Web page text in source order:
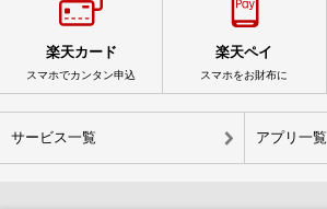
楽天カード
スマホでカンタン申込
楽天ペイ
スマホをお財布に
サービス一覧 アプリ一覧